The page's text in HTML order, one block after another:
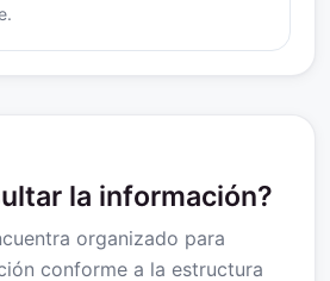
la información?
organizado para
conforme a la estructura